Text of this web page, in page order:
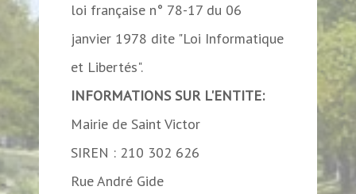
loi française n° 78-17 du 06
janvier 1978 dite "Loi Informatique
et Libertés".
INFORMATIONS SUR L'ENTITE:
Mairie de Saint Victor
SIREN : 210 302 626
Rue André Gide